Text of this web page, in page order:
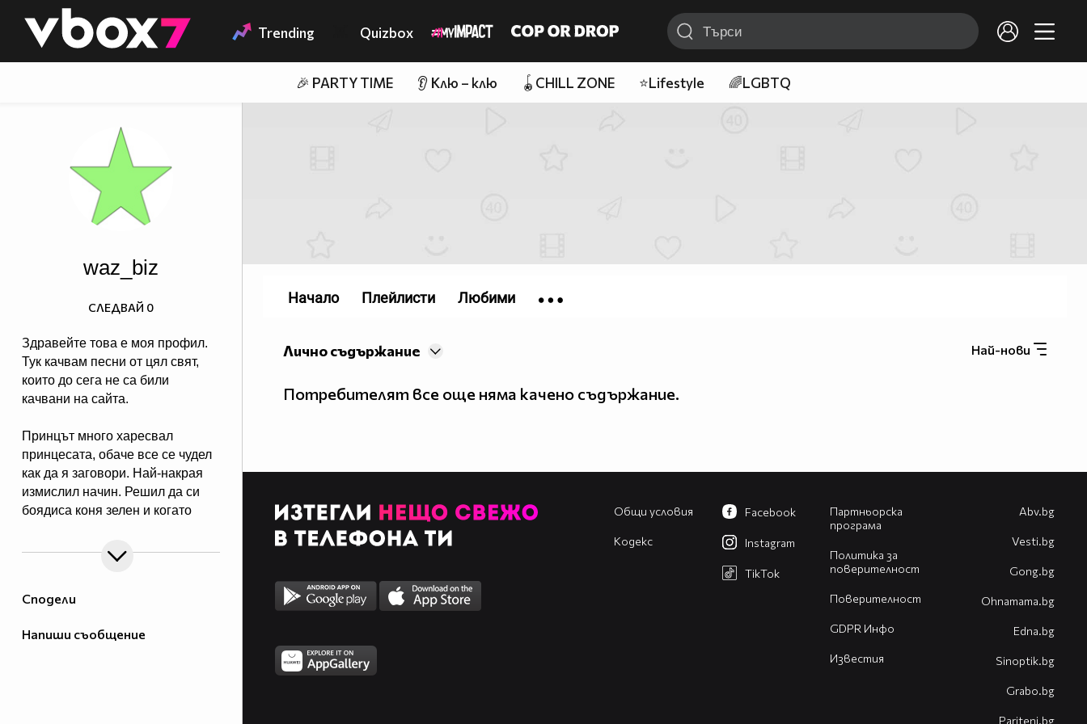
👾 Trending Quizbox
🎉 PARTY TIME 👂 Клю – клю 🪀CHILL ZONE ⭐Lifestyle 🌈LGBTQ
Сподели
Напиши съобщение
waz_biz
Здравейте това е моя профил.
Тук качвам песни от цял свят,
които до сега не са били
качвани на сайта.
Принцът много харесвал
принцесата, обаче все се чудел
как да я заговори. Най-накрая
измислил начин. Решил да си
боядиса коня зелен и когато
кон, щяла да възкликне "Ау,
принце, какъв Ви е зелен коня!",
пък аз Ви обичам!".
коня, отива пред замъка с коня,
СЛЕДВАЙ 0
Най-нови
Лично съдържание
Потребителят все още няма качено съдържание.
Начало Плейлисти Любими
Общи условия
Кодекс
Партньорска
програма
Политика за
поверителност
Поверителност
GDPR Инфо
Известия
Facebook
Instagram
TikTok
Abv.bg
Vesti.bg
Gong.bg
Оhnamama.bg
Edna.bg
Sinoptik.bg
Grabo.bg
Pariteni.bg